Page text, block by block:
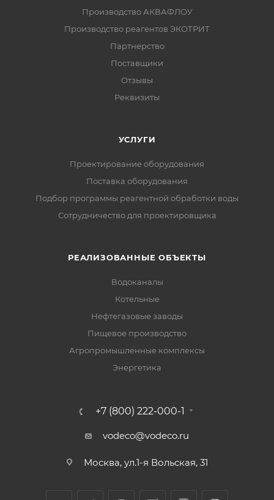
Производство АКВАФЛОУ
Производство реагентов ЭКОТРИТ
Партнерство
Поставщики
Отзывы
Реквизиты
УСЛУГИ
Проектирование оборудования
Поставка оборудования
Подбор программы реагентной обработки воды
Сотрудничество для проектировщика
РЕАЛИЗОВАННЫЕ ОБЪЕКТЫ
Водоканалы
Котельные
Нефтегазовые заводы
Пищевое производство
Агропромышленные комплексы
Энергетика
+7 (800) 222-000-1
vodeco@vodeco.ru
Москва, ул.1-я Вольская, 31